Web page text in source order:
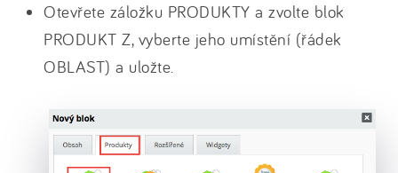
Otevřete záložku PRODUKTY a zvolte blok
PRODUKT Z, vyberte jeho umístění (řádek
OBLAST) a uložte.